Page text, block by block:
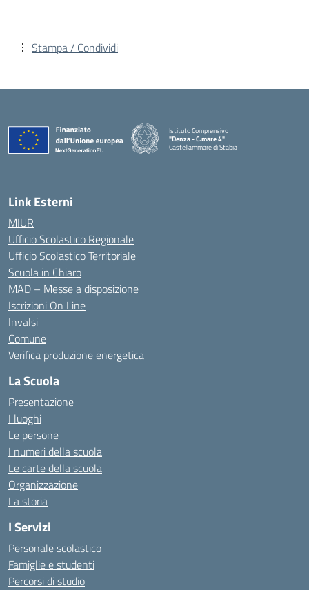
Stampa / Condividi
Istituto Comprensivo
"Denza - C.mare 4"
Castellammare di Stabia
Link Esterni
MIUR
Ufficio Scolastico Regionale
Ufficio Scolastico Territoriale
Scuola in Chiaro
MAD – Messe a disposizione
Iscrizioni On Line
Invalsi
Comune
Verifica produzione energetica
La Scuola
Presentazione
I luoghi
Le persone
I numeri della scuola
Le carte della scuola
Organizzazione
La storia
I Servizi
Personale scolastico
Famiglie e studenti
Percorsi di studio